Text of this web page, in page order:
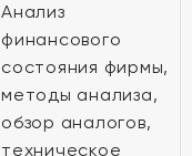
Анализ
финансового
состояния фирмы,
методы анализа,
обзор аналогов,
техническое